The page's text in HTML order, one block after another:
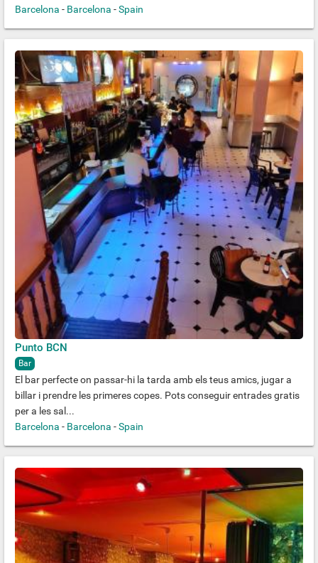
Barcelona - Barcelona -Spain
Punto BCN
Bar
El bar perfecte on passar-hi la tarda amb els teus amics, jugar a
billar i prendre les primeres copes. Pots conseguir entrades gratis
per a les sal...
Barcelona - Barcelona -Spain